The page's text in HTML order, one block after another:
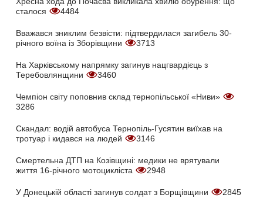
сталося
4484
Вважався зниклим безвісти: підтвердилася загибель 30-
річного воїна із Зборівщини
3713
На Харківському напрямку загинув нацгвардієць з
Теребовлянщини
3460
Чемпіон світу поповнив склад тернопільської «Ниви»
3286
Скандал: водій автобуса Тернопіль-Гусятин виїхав на
тротуар і кидався на людей
3146
Смертельна ДТП на Козівщині: медики не врятували
життя 16-річного мотоцикліста
2948
У Донецькій області загинув солдат з Борщівщини 2845